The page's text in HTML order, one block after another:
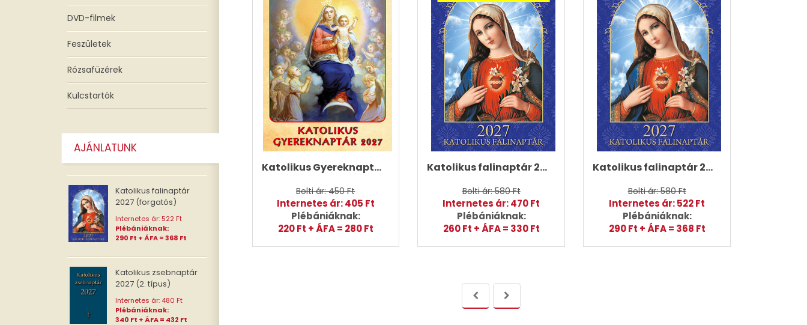
DVD-filmek
Feszületek
Rózsafüzérek
Kulcstartók
AJÁNLATUNK
Katolikus falinaptár
2027 (forgatós)
Internetes ár: 522 Ft
Plébániáknak:
290 Ft + ÁFA = 368 Ft
Katolikus zsebnaptár
2027 (2. típus)
Internetes ár: 480 Ft
Plébániáknak:
340 Ft + ÁFA = 432 Ft
Katolikus Gyereknaptár 2027 (forgatós)
Bolti ár: 450 Ft
Internetes ár: 405 Ft
Plébániáknak:
220 Ft + ÁFA = 280 Ft
Katolikus falinaptár 2027 (forgatós) - 100 DARABTÓL
Bolti ár: 580 Ft
Internetes ár: 470 Ft
Plébániáknak:
260 Ft + ÁFA = 330 Ft
Katolikus falinaptár 2027 (forgatós)
Bolti ár: 580 Ft
Internetes ár: 522 Ft
Plébániáknak:
290 Ft + ÁFA = 368 Ft